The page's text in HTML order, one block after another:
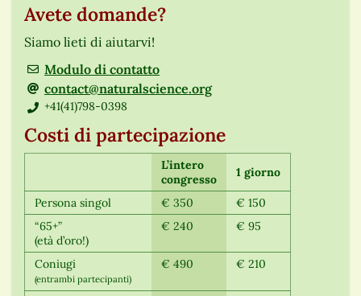
Avete domande?
Siamo lieti di aiutarvi!
Modulo di contatto
contact@naturalscience.org
+41(41)798-0398
Costi di partecipazione
L’intero
congresso
1 giorno
Persona singol € 350
€ 150
“65+”
(età d’oro!)
€ 240 € 95
Coniugi
(entrambi partecipanti)
€ 490 € 210